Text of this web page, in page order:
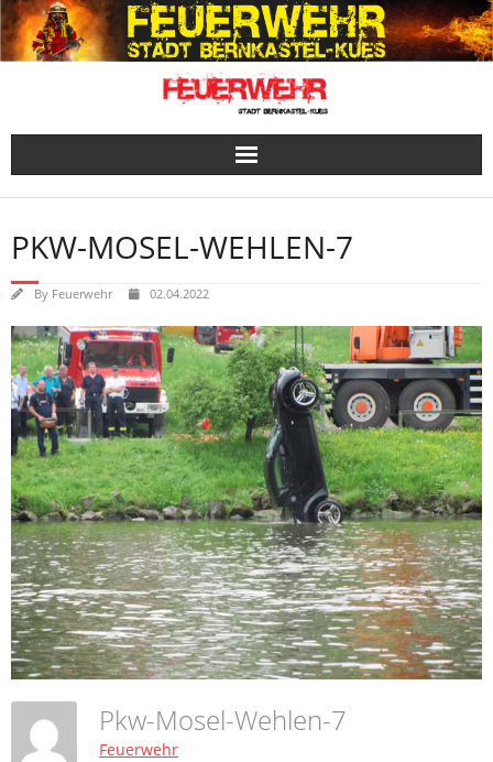
Skip
to
content
PKW-MOSEL-WEHLEN-7
By Feuerwehr 02.04.2022
Pkw-Mosel-Wehlen-7
Feuerwehr